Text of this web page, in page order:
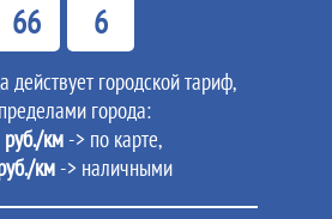
66
6
действует городской тариф,
города:
км -> по карте,
км-> наличными